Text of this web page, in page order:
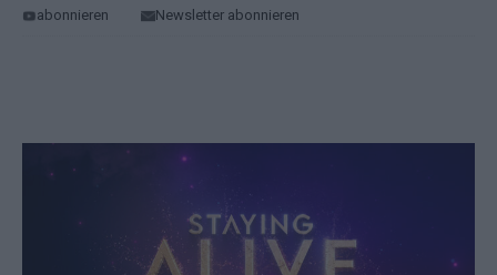
abonnieren
Newsletter abonnieren